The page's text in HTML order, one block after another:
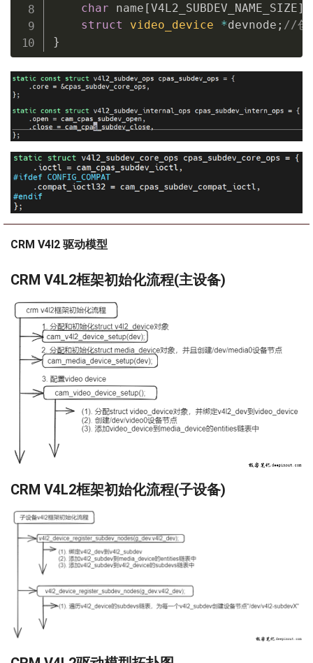
char name [V4L2_SUBDEV_NAME_SIZE]
struct
video_device *devnode ; //创
}
CRM V4l2 驱动模型
CRM V4L2框架初始化流程(主设备)
CRM V4L2框架初始化流程(子设备)